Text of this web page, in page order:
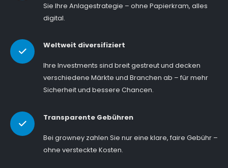
Sie Ihre Anlagestrategie – ohne Papierkram, alles
digital.
Weltweit diversifiziert
Ihre Investments sind breit gestreut und decken
verschiedene Märkte und Branchen ab – für mehr
Sicherheit und bessere Chancen.
Transparente Gebühren
Bei growney zahlen Sie nur eine klare, faire Gebühr –
ohne versteckte Kosten.